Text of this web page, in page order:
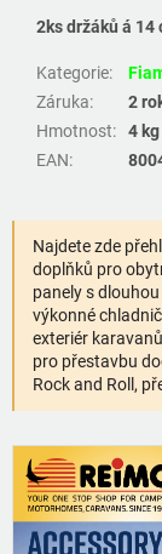
2ks držáků á 14
Kategorie:
Záruka:
2
Hmotnost:
4 kg
EAN:
Najdete zde
doplňků pro
panely s
výkonné
exteriér
pro přestavbu
Rock and Roll,